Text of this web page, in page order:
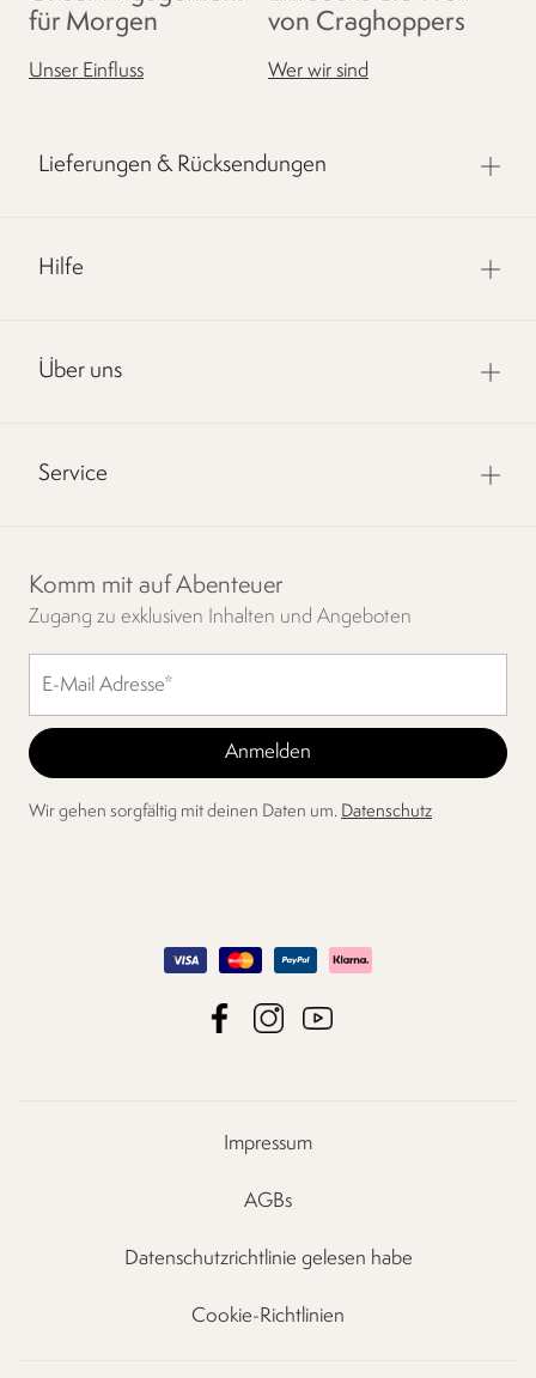
für Morgen
Unser Einfluss
von Craghoppers
Wer wir sind
Lieferungen & Rücksendungen
Hilfe
Über uns
Service
Komm mit auf Abenteuer
Zugang zu exklusiven Inhalten und Angeboten
Wir gehen sorgfältig mit deinen Daten um. Datenschutz
Impressum
AGBs
Datenschutzrichtlinie gelesen habe
Cookie-Richtlinien